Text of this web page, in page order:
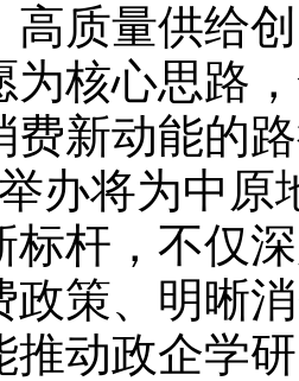
高质量供给
为核心思路
费新动能的
将为中原
标杆，不仅
政策、明晰
推动政企学